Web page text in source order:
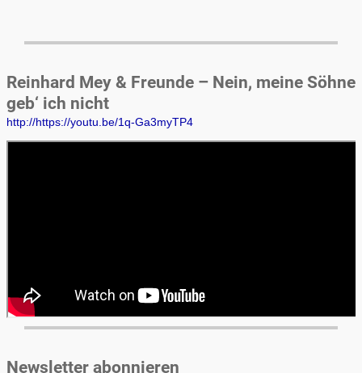
Reinhard Mey & Freunde – Nein, meine Söhne
geb‘ ich nicht
http://https://youtu.be/1q-Ga3myTP4
Newsletter abonnieren